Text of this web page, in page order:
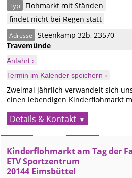
Typ
Flohmarkt mit Ständen
findet nicht bei Regen statt
Adresse Steenkamp 32b,23570
Travemünde
Anfahrt ›
Termin im Kalender speichern ›
Zweimal jährlich verwandelt sich
einen lebendigen Kinderflohmarkt
Details & Kontakt
Kinderflohmarkt am Tag der
ETV Sportzentrum
20144 Eimsbüttel